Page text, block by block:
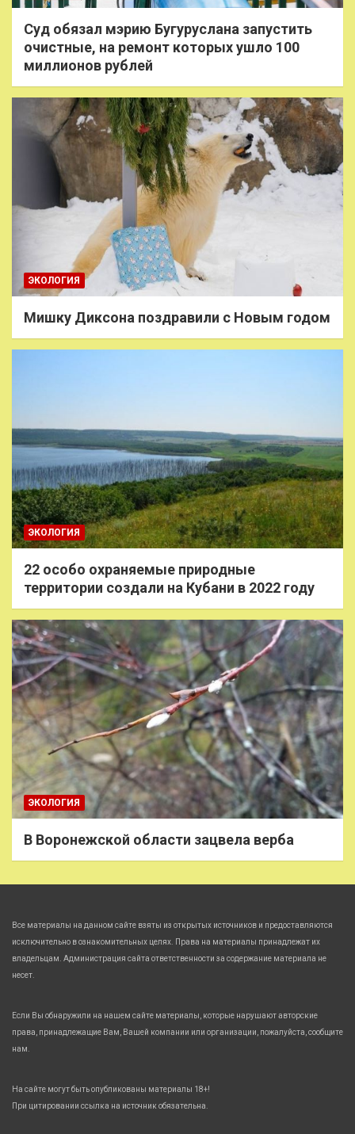
Суд обязал мэрию Бугуруслана запустить
очистные, на ремонт которых ушло 100
миллионов рублей
ЭКОЛОГИЯ
Мишку Диксона поздравили с Новым годом
ЭКОЛОГИЯ
22 особо охраняемые природные
территории создали на Кубани в 2022 году
ЭКОЛОГИЯ
В Воронежской области зацвела верба
Все материалы на данном сайте взяты из открытых источников и предоставляются
исключительно в ознакомительных целях. Права на материалы принадлежат их
владельцам. Администрация сайта ответственности за содержание материала не
несет.
Если Вы обнаружили на нашем сайте материалы, которые нарушают авторские
права, принадлежащие Вам, Вашей компании или организации, пожалуйста, сообщите
нам.
На сайте могут быть опубликованы материалы 18+!
При цитировании ссылка на источник обязательна.